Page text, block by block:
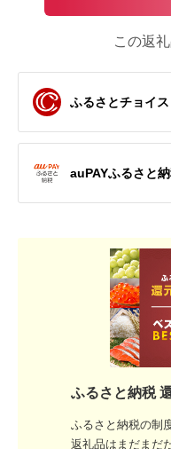
この返
ふるさとチョイス
auPAYふるさと
ふるさと納税
ふるさと納税の制
返礼品はまだまだ